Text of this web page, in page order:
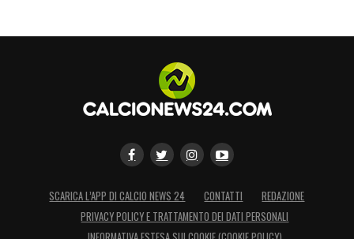
SCARICA L’APP DI CALCIO NEWS 24 CONTATTI
REDAZIONE
PRIVACY POLICY E TRATTAMENTO DEI DATI PERSONALI